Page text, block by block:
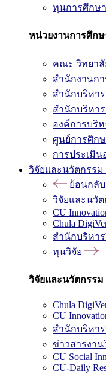
ทุนการศึกษา
หน่วยงานการศึกษ
คณะ วิทยา
สำนักงานก
สำนักบริหา
สำนักบริหา
องค์การบริ
ศูนย์การศึก
การประเมิ
วิจัยและนวัตกรรม
ย้อนกลับ
วิจัยและนวัต
CU
Chula
สำนักบริหาร
ทุนวิจัย
วิจัยและนวัตกรรม
Chula
CU
สำนักบริหา
ข่าวสารงา
CU Social
CU-Daily